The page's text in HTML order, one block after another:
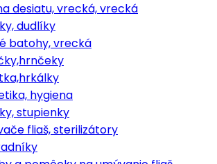
desiatu, vrecká, vrecká
dudlíky
batohy, vrecká
hygiena
stupienky
fliaš, sterilizátory